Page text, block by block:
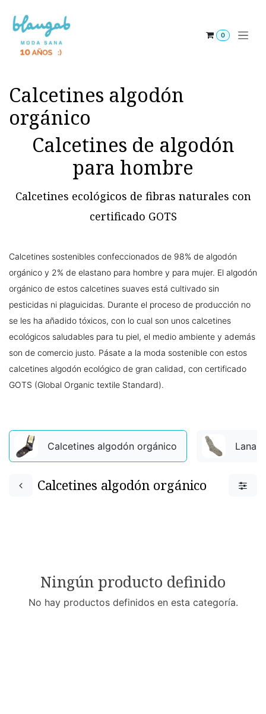
0
Calcetines algodón
orgánico
Calcetines de algodón
para hombre
Calcetines ecológicos de fibras naturales con
certificado GOTS
Calcetines sostenibles confeccionados de 98% de algodón
orgánico y 2% de elastano para hombre y para mujer. El algodón
orgánico de estos calcetines suaves está cultivado sin
pesticidas ni plaguicidas. Durante el proceso de producción no
se les ha añadido tóxicos, con lo cual son unos calcetines
ecológicos saludables para tu piel, el medio ambiente y además
son de comercio justo. Pásate a la moda sostenible con estos
calcetines algodón ecológico de gran calidad, con certificado
GOTS (Global Organic textile Standard).
Calcetines algodón orgánico Lana
Calcetines algodón orgánico
Ningún producto definido
No hay productos definidos en esta categoría.